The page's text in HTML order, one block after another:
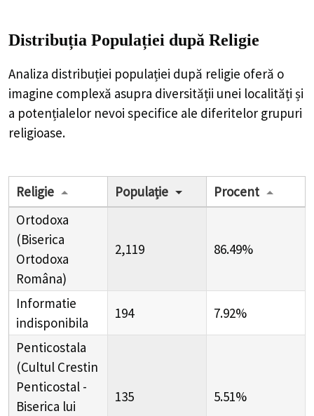
Distribuția Populației după Religie
Analiza distribuției populației după religie oferă o
imagine complexă asupra diversității unei localități și
a potențialelor nevoi specifice ale diferitelor grupuri
religioase.
Religie Populație
Procent
Ortodoxa
(Biserica
Ortodoxa
Româna)
2,119 86.49%
Informatie
indisponibila
194 7.92%
Penticostala
(Cultul Crestin
Penticostal -
Biserica lui
135 5.51%